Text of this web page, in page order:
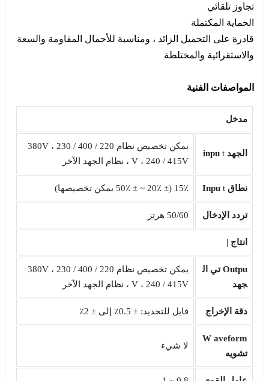
تجاوز تلقائي
الحماية المكتملة
قادرة على التحميل الزائد ، ومناسبة للأحمال المقاومة والسعة
والاستقرائية والمختلطة
المواصفات الفنية
مدخل
الجهد inpu t
يمكن تخصيص نظام 220 / 380V ، 230 / 400
V ، 240 / 415V ، نظام الجهد الآخر
نطاق Inpu t 15٪ (± 20٪ ~ ± 50٪ يمكن تخصيصها)
تردد الإدخال 50/60 هرتز
انتاج |
Outpu تي ال
جهد
يمكن تخصيص نظام 220 / 380V ، 230 / 400
V ، 240 / 415V ، نظام الجهد الآخر
دقة الإخراج قابل للتحديد: ± 0.5٪ إلى ± 2٪
W aveform
تشويه
لا شيء